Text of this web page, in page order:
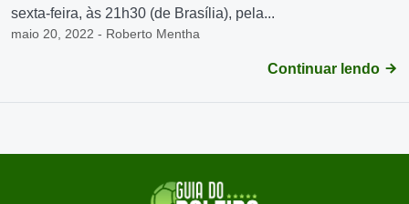
sexta-feira, às 21h30 (de Brasília), pela...
maio 20, 2022 - Roberto Mentha
Continuar lendo